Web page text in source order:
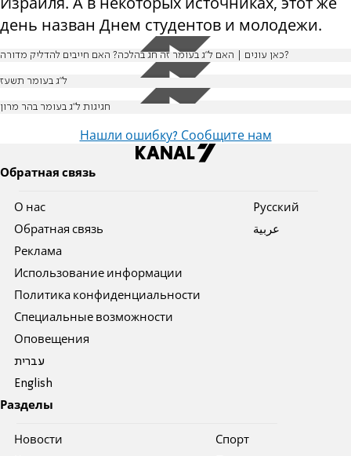
день назван Днем студентов и молодежи.
כאן עונים | האם ל"ג בעומר זה חג בהלכה? האם חייבים להדליק מדורה?
ל"ג בעומר תשעז
חגיגות ל"ג בעומר בהר מרון
Нашли ошибку? Сообщите нам
Обратная связь
О нас
Обратная связь
Реклама
Использование информации
Политика конфиденциальности
Специальные возможности
Оповещения
עברית
English
Pусский
عربية
Разделы
Новости
Спорт